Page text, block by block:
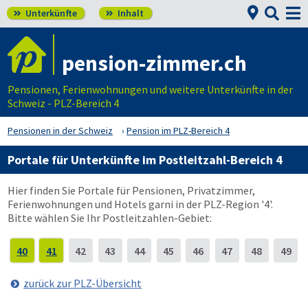
 Unterkünfte  Inhalt  
pension-zimmer.ch
Pensionen, Ferienwohnungen und weitere Unterkünfte in der
Schweiz - PLZ-Bereich 4
Pensionen in der Schweiz Pension im PLZ-Bereich 4
Portale für Unterkünfte im Postleitzahl-Bereich 4
Hier finden Sie Portale für Pensionen, Privatzimmer,
Ferienwohnungen und Hotels garni in der PLZ-Region '4'.
Bitte wählen Sie Ihr Postleitzahlen-Gebiet:
40 41 42 43 44 45 46 47 48 49
zurück zur PLZ-Übersicht